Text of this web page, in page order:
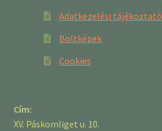
Adatkezelési tájékoztató
Boltképek
Cookies
Cím:
XV. Páskomliget u. 10.